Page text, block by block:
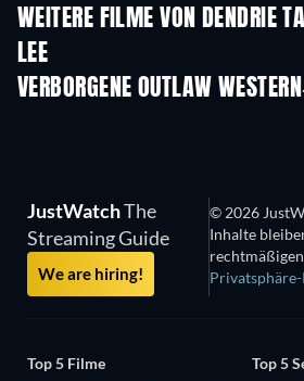
WEITERE FILME VON DENDRIE
LEE
VERBORGENE OUTLAW
JustWatchThe
Streaming Guide
We are hiring!
© 2026
Inhalte
Top 5 Filme
Top 5